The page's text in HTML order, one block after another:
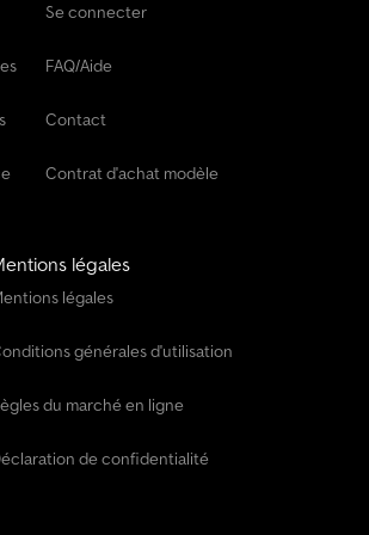
/ Humbaur / Hapert / Unsinn / Cheval
/ Vlemmix et bien d'autres. - Sous
Se connecter
FAQ/Aide
Contact
Contrat d'achat modèle
légales
légales
générales d'utilisation
du marché en ligne
de confidentialité